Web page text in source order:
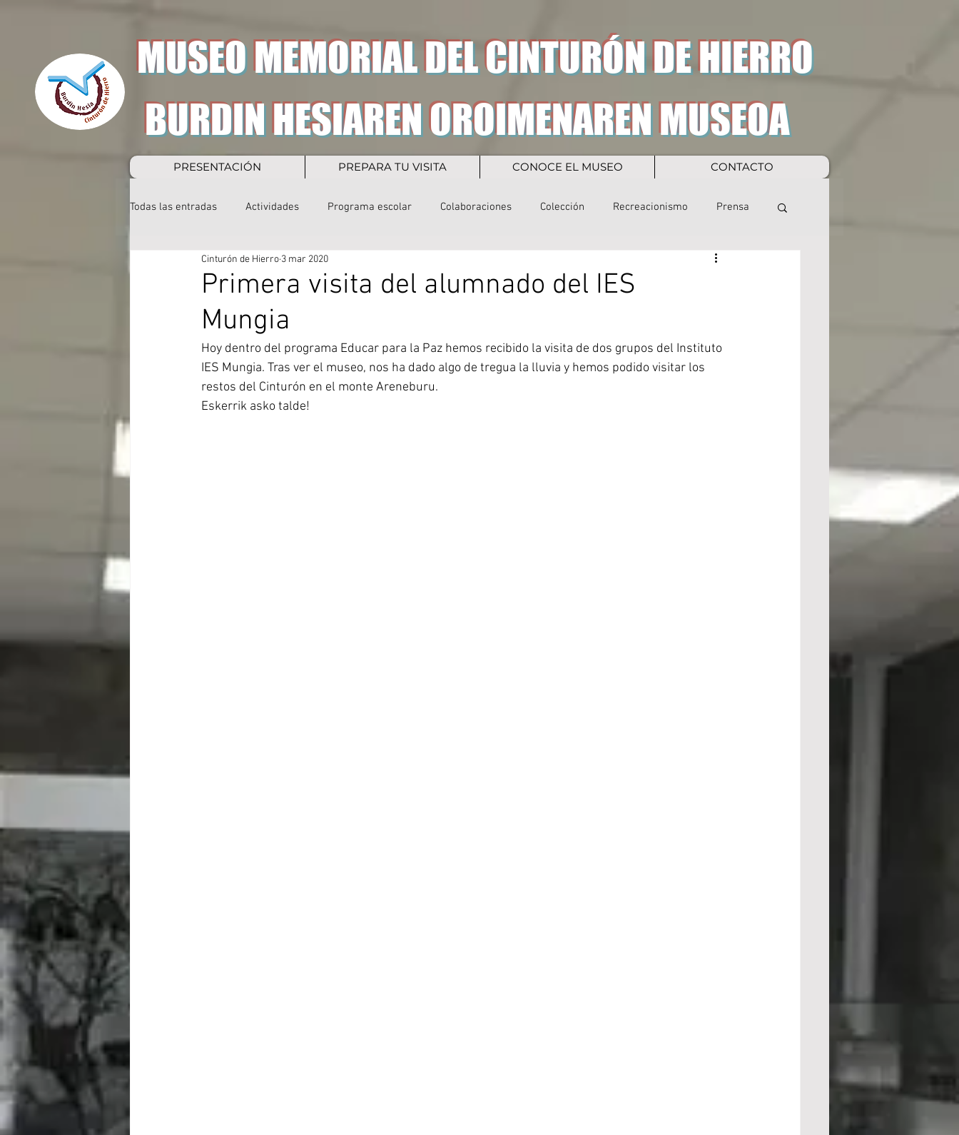
MUSEO MEMORIAL DEL CINTURÓN DE HIERRO
PRESENTACIÓN PREPARA TU VISITA CONOCE EL MUSEO CONTACTO
BURDIN HESIAREN OROIMENAREN MUSEOA
Todas las entradas Actividades Programa escolar Colaboraciones Colección Recreacionismo Prensa
Primera visita del alumnado del IES
Mungia
Cinturón de Hierro 3 mar 2020
Hoy dentro del programa Educar para la Paz hemos recibido la visita de dos grupos del Instituto
IES Mungia. Tras ver el museo, nos ha dado algo de tregua la lluvia y hemos podido visitar los
restos del Cinturón en el monte Areneburu.
Eskerrik asko talde!